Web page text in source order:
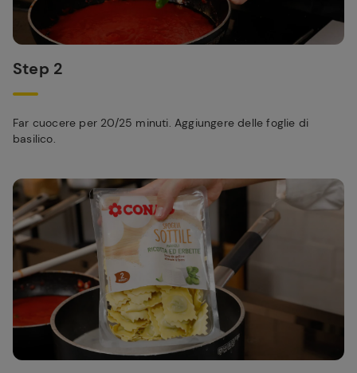
Step 2
Far cuocere per 20/25 minuti. Aggiungere delle foglie di
basilico.